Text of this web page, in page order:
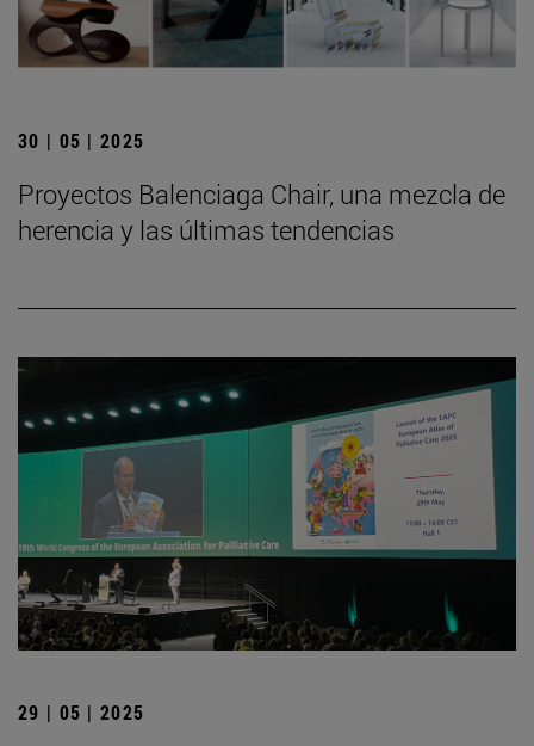
30 | 05 | 2025
Proyectos Balenciaga Chair, una mezcla de
herencia y las últimas tendencias
29 | 05 | 2025